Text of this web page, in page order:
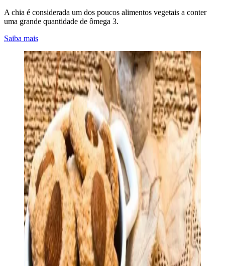
A chia é considerada um dos poucos alimentos vegetais a conter
uma grande quantidade de ômega 3.
Saiba mais